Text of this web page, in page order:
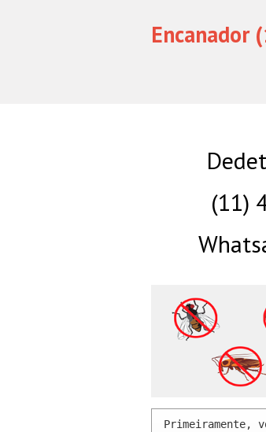
Encanador
(11)
Primeiramente,